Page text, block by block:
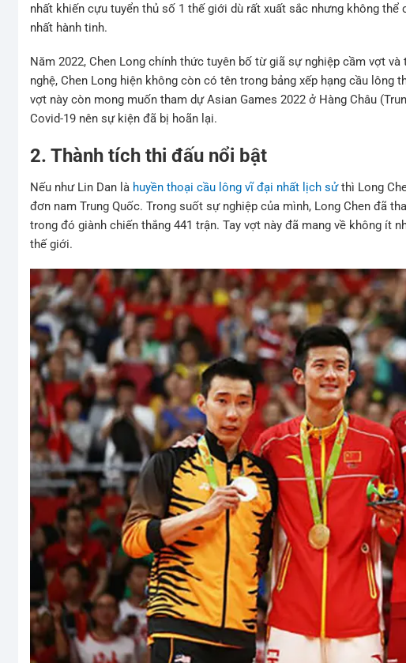
nhất khiến cựu tuyển thủ số 1 thế giới dù rất xuất sắc nhưng không
nhất hành tinh.
Năm 2022, Chen Long chính thức tuyên bố từ giã sự nghiệp cầm vợt
nghệ, Chen Long hiện không còn có tên trong bảng xếp hạng cầu lông
vợt này còn mong muốn tham dự Asian Games 2022 ở Hàng Châu
Covid-19 nên sự kiện đã bị hoãn lại.
2. Thành tích thi đấu nổi bật
Nếu như Lin Dan là huyền thoại cầu lông vĩ đại nhất lịch sửthì Long
đơn nam Trung Quốc. Trong suốt sự nghiệp của mình, Long Chen đã
trong đó giành chiến thắng 441 trận. Tay vợt này đã mang về không ít
thế giới.